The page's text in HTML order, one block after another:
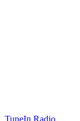
TuneIn Radio